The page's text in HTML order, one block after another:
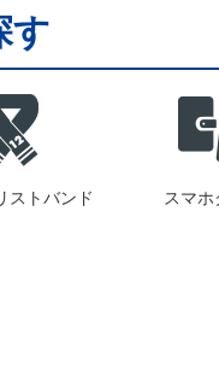
す
ストバンド スマ